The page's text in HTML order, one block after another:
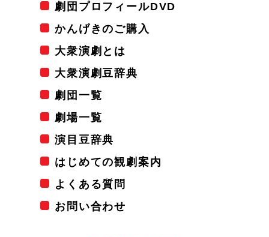
劇団プロフィールDVD
かんげきのご購入
大衆演劇とは
大衆演劇豆辞典
劇団一覧
劇場一覧
演目豆辞典
はじめての観劇案内
よくある質問
お問い合わせ